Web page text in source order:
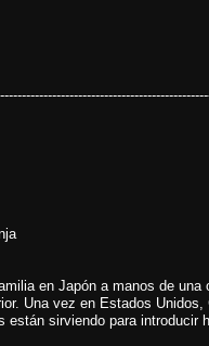
en Japón a manos de
Una vez en Estados
están sirviendo para